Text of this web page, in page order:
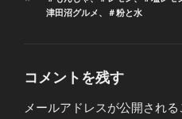
ゴ
リ
グ
津田沼グルメ、 ＃粉と水
コメントを残す
メールアドレスが公開される